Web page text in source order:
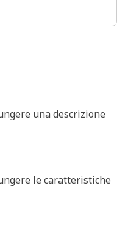
una descrizione
le caratteristiche